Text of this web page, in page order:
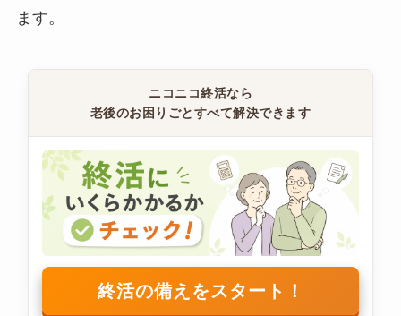
ます。
ニコニコ終活なら
老後のお困りごとすべて解決できます
終活の備えをスタート！